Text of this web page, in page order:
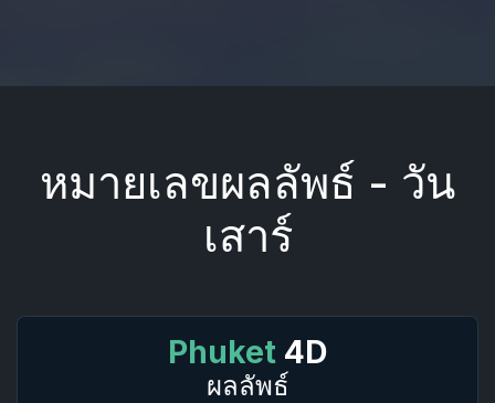
หมายเลขผลลัพธ์ - วัน
เสาร์
Phuket 4D
ผลลัพธ์